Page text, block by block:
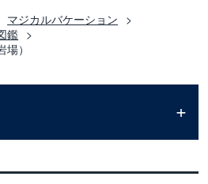
マジカルバケーション
鑑
）